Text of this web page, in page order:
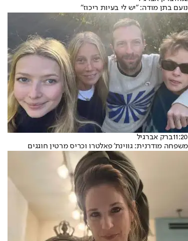
נועם בתן מודה: "יש לי בעיות ריכוז"
11:20ברק אברגיל
משפחה מודרנית: גווינת' פאלטרו וכריס מרטין חוגגים